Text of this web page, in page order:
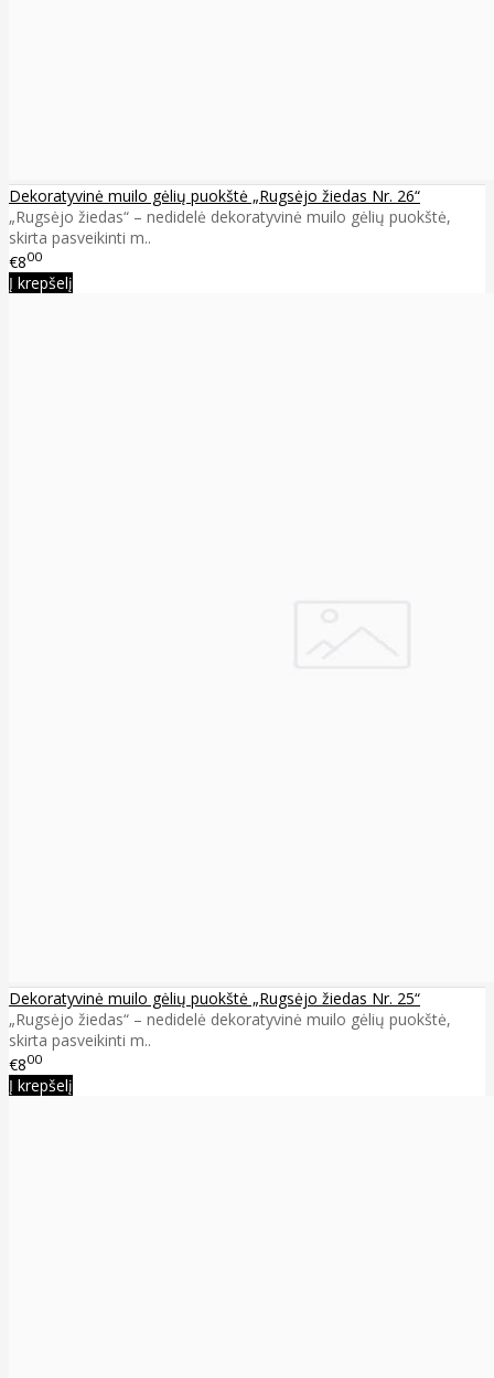
Dekoratyvinė muilo gėlių puokštė „Rugsėjo žiedas Nr. 26“
„Rugsėjo žiedas“ – nedidelė dekoratyvinė muilo gėlių puokštė,
skirta pasveikinti m..
€800
Į krepšelį
Dekoratyvinė muilo gėlių puokštė „Rugsėjo žiedas Nr. 25“
„Rugsėjo žiedas“ – nedidelė dekoratyvinė muilo gėlių puokštė,
skirta pasveikinti m..
€800
Į krepšelį